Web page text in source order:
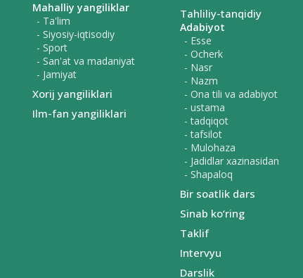
Mahalliy yangiliklar
- Ta'lim
- Siyosiy-iqtisodiy
- Sport
- San'at va madaniyat
- Jamiyat
Xorij yangiliklari
Ilm-fan yangiliklari
Tahliliy-tanqidiy
Adabiyot
- Esse
- Ocherk
- Nasr
- Nazm
- Ona tili va adabiyot
- ustama
- tadqiqot
- tafsilot
- Mulohaza
- Jadidlar xazinasidan
- Shapaloq
Bir soatlik dars
Sinab ko‘ring
Taklif
Intervyu
Darslik